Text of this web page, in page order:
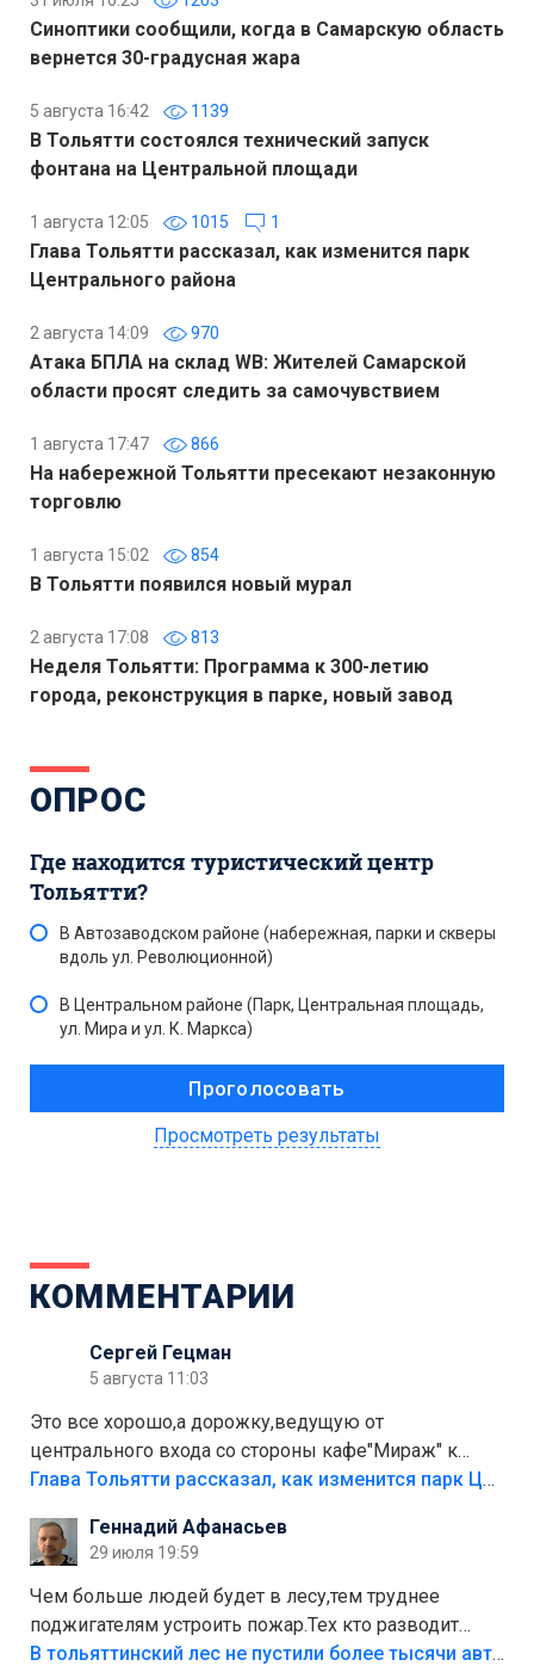
Синоптики сообщили, когда в Самарскую область
вернется 30-градусная жара
5 августа 16:42 1139
В Тольятти состоялся технический запуск
фонтана на Центральной площади
1 августа 12:05 1015 1
Глава Тольятти рассказал, как изменится парк
Центрального района
2 августа 14:09 970
Атака БПЛА на склад WB: Жителей Самарской
области просят следить за самочувствием
1 августа 17:47 866
На набережной Тольятти пресекают незаконную
торговлю
1 августа 15:02 854
В Тольятти появился новый мурал
2 августа 17:08 813
Неделя Тольятти: Программа к 300-летию
города, реконструкция в парке, новый завод
ОПРОС
Где находится туристический центр
Тольятти?
В Автозаводском районе (набережная, парки и скверы
вдоль ул. Революционной)
В Центральном районе (Парк, Центральная площадь,
ул. Мира и ул. К. Маркса)
Просмотреть результаты
КОММЕНТАРИИ
Сергей Гецман
5 августа 11:03
Это все хорошо,а дорожку,ведущую от
центрального входа со стороны кафе"Мираж" к
аттракционам слабо доделать?А то бордюры
лежала в парке и испортилась.Да еще,видимо,часть
украли.
Глава Тольятти рассказал, как изменится парк Центрального района
Геннадий Афанасьев
29 июля 19:59
Чем больше людей будет в лесу,тем труднее
поджигателям устроить пожар.Тех кто разводит
костры,тех надо безбожно штрафовать.Камер полно
В тольяттинский лес не пустили более тысячи автомобилей